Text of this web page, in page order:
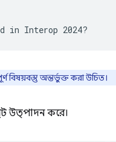
বিষয়বস্তু অন্তর্ভুক্ত করা উচিত।
উত্পাদন করে।